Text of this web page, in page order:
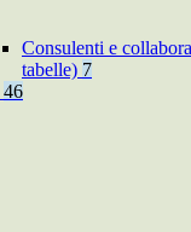
Consulenti e
tabelle) 7
46